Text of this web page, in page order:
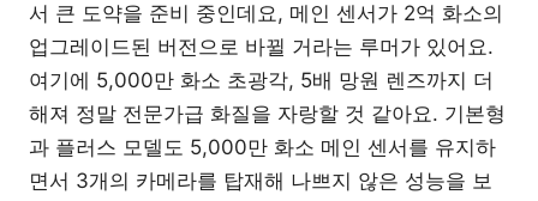
서 큰 도약을 준비 중인데요, 메인 센서가 2억 화소의
업그레이드된 버전으로 바뀔 거라는 루머가 있어요.
여기에 5,000만 화소 초광각, 5배 망원 렌즈까지 더
해져 정말 전문가급 화질을 자랑할 것 같아요. 기본형
과 플러스 모델도 5,000만 화소 메인 센서를 유지하
면서 3개의 카메라를 탑재해 나쁘지 않은 성능을 보